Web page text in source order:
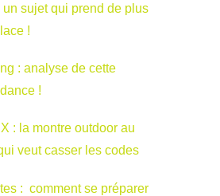
un sujet qui prend de plus
!
: analyse de cette
!
: la montre outdoor au
veut casser les codes
: comment se préparer